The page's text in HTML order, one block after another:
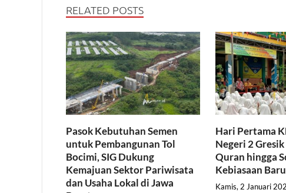
RELATED POSTS
Pasok Kebutuhan Semen
untuk Pembangunan Tol
Bocimi, SIG Dukung
Kemajuan Sektor Pariwisata
dan Usaha Lokal di Jawa
Hari Pertama
Negeri 2
Quran hingga
Kebiasaan Baru
Kamis, 2 Januari